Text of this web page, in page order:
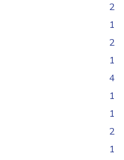
2
1
2
1
4
1
1
2
1